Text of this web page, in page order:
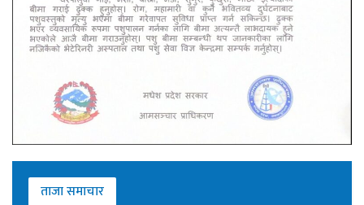
ताजा समाचार